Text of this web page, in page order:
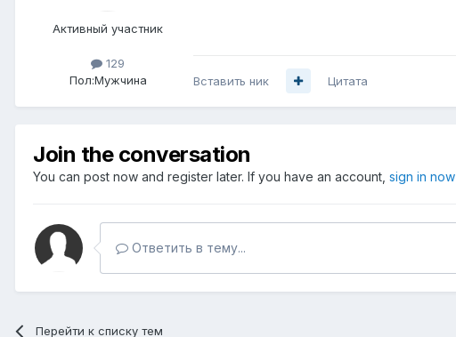
Активный участник
129
Пол:Мужчина Вставить ник Цитата
Join the conversation
You can post now and register later. If you have an account, sign in now
Ответить в тему...
Перейти к списку тем